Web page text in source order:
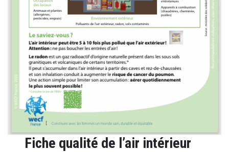
Fiche qualité de l’air intérieur